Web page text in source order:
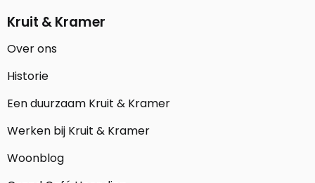
Kruit & Kramer
Over ons
Historie
Een duurzaam Kruit & Kramer
Werken bij Kruit & Kramer
Woonblog